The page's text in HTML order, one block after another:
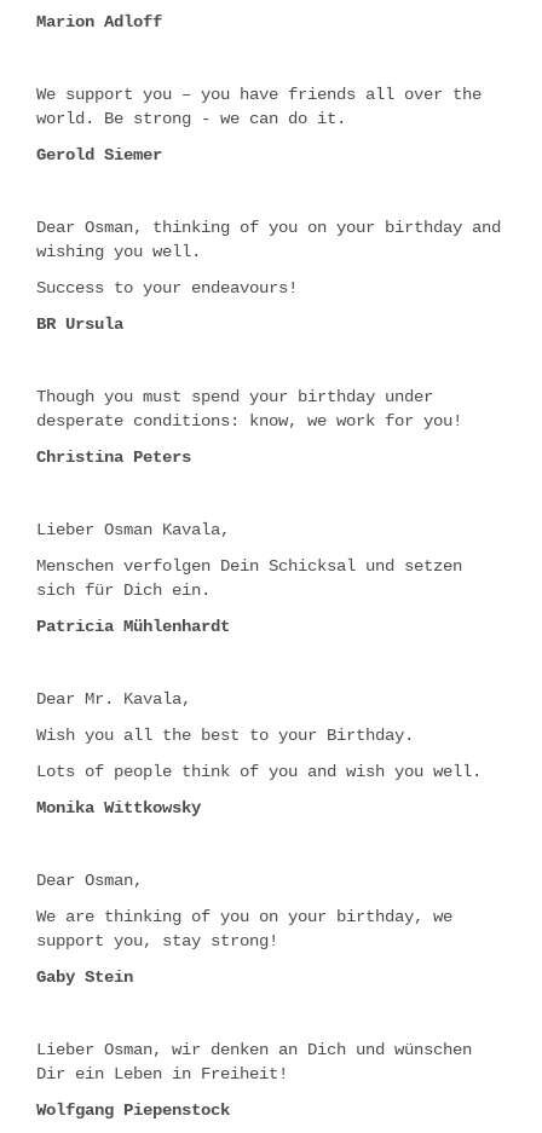
Marion Adloff
We support you – you have friends all over the
world. Be strong - we can do it.
Gerold Siemer
Dear Osman, thinking of you on your birthday and
wishing you well.
Success to your endeavours!
BR Ursula
Though you must spend your birthday under
desperate conditions: know, we work for you!
Christina Peters
Lieber Osman Kavala,
Menschen verfolgen Dein Schicksal und setzen
sich für Dich ein.
Patricia Mühlenhardt
Dear Mr. Kavala,
Wish you all the best to your Birthday.
Lots of people think of you and wish you well.
Monika Wittkowsky
Dear Osman,
We are thinking of you on your birthday, we
support you, stay strong!
Gaby Stein
Lieber Osman, wir denken an Dich und wünschen
Dir ein Leben in Freiheit!
Wolfgang Piepenstock